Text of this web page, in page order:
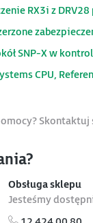
RX3i z
SNP-X w
CPU,
Obsługa sklepu
Jesteśmy